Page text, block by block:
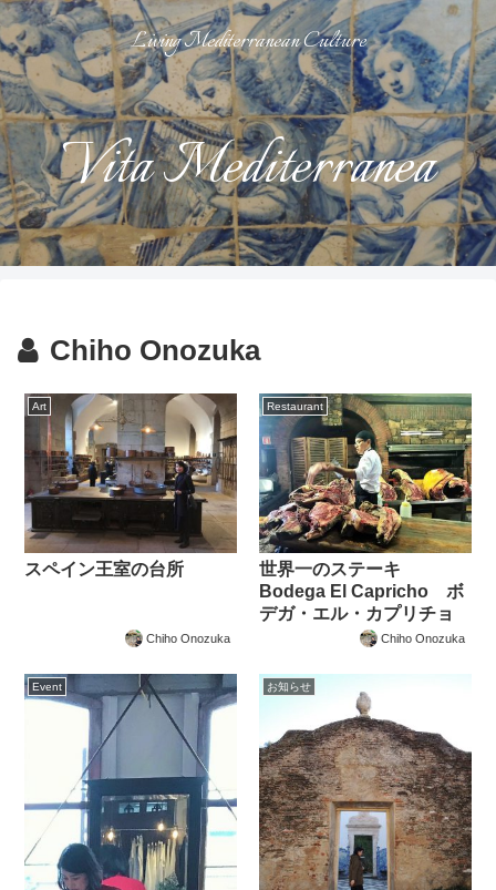
Living Mediterranean Culture
Vita Mediterranea
Chiho Onozuka
Art
スペイン王室の台所
Chiho Onozuka
Restaurant
世界一のステーキ
Bodega El Capricho ボ
デガ・エル・カプリチョ
Chiho Onozuka
Event お知らせ